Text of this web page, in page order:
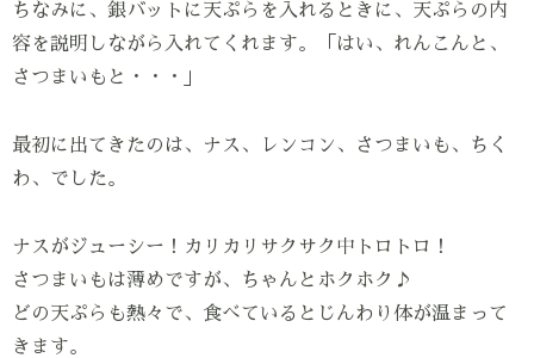
ちなみに、銀バットに天ぷらを入れるときに、天ぷらの内
容を説明しながら入れてくれます。「はい、れんこんと、
さつまいもと・・・」
最初に出てきたのは、ナス、レンコン、さつまいも、ちく
わ、でした。
ナスがジューシー！カリカリサクサク中トロトロ！
さつまいもは薄めですが、ちゃんとホクホク♪
どの天ぷらも熱々で、食べているとじんわり体が温まって
きます。